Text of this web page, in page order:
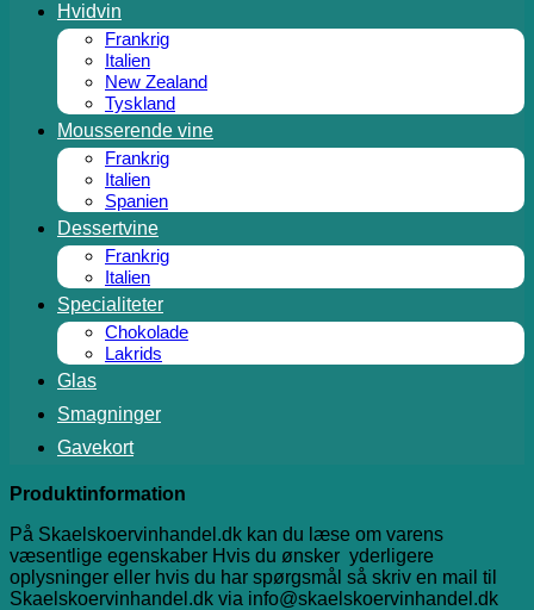
Hvidvin
Frankrig
Italien
New Zealand
Tyskland
Mousserende vine
Frankrig
Italien
Spanien
Dessertvine
Frankrig
Italien
Specialiteter
Chokolade
Lakrids
Glas
Smagninger
Gavekort
Produktinformation
På Skaelskoervinhandel.dk kan du læse om varens
væsentlige egenskaber Hvis du ønsker yderligere
oplysninger eller hvis du har spørgsmål så skriv en mail til
Skaelskoervinhandel.dk via info@skaelskoervinhandel.dk